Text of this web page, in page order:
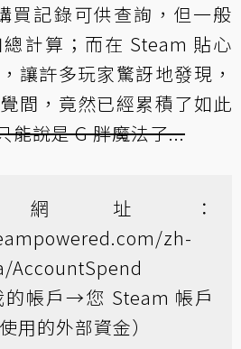
買記錄可供查詢，但一般
計算；而在 Steam 貼心
讓許多玩家驚訝地發現，
間，竟然已經累積了如此
能說是 G 胖魔法了...
址：
zh-
AccountSpend
的帳戶→您 Steam 帳戶
用的外部資金）